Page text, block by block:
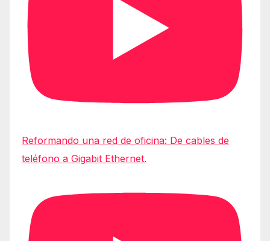
Reformando una red de oficina: De cables de
teléfono a Gigabit Ethernet.